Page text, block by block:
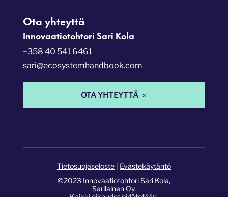
Ota yhteyttä
Innovaatiotohtori Sari Kola
+358 40 541 6461
sari@ecosystemhandbook.com
OTA YHTEYTTÄ
©2023 Innovaatiotohtori Sari Kola,
Sarilainen Oy.
Kaikki oikeudet pidätetään.
Tietosuojaseloste| Evästekäytäntö